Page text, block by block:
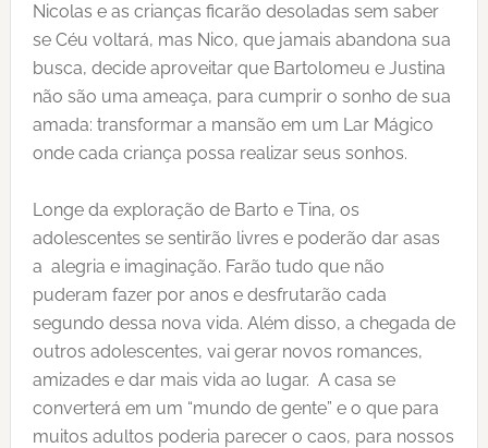
Nicolas e as crianças ficarão desoladas sem saber
se Céu voltará, mas Nico, que jamais abandona sua
busca, decide aproveitar que Bartolomeu e Justina
não são uma ameaça, para cumprir o sonho de sua
amada: transformar a mansão em um Lar Mágico
onde cada criança possa realizar seus sonhos.
Longe da exploração de Barto e Tina, os
adolescentes se sentirão livres e poderão dar asas
a alegria e imaginação. Farão tudo que não
puderam fazer por anos e desfrutarão cada
segundo dessa nova vida. Além disso, a chegada de
outros adolescentes, vai gerar novos romances,
amizades e dar mais vida ao lugar. A casa se
converterá em um “mundo de gente” e o que para
muitos adultos poderia parecer o caos, para nossos